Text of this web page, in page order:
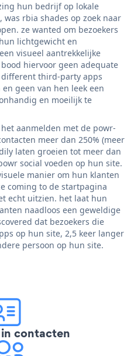
hun bedrijf op lokale
rbia shades op zoek naar
ze wanted om bezoekers
lichtgewicht en
visueel aantrekkelijke
hiervoor geen adequate
third-party apps
geen van hen leek een
en moeilijk te
aanmelden met de powr-
meer dan 250% (meer
laten groeien tot meer dan
social voeden op hun site.
manier om hun klanten
coming to de startpagina
echt uitzien. het laat hun
naadloos een geweldige
dat bezoekers die
op hun site, 2,5 keer langer
persoon op hun site.
in contacten